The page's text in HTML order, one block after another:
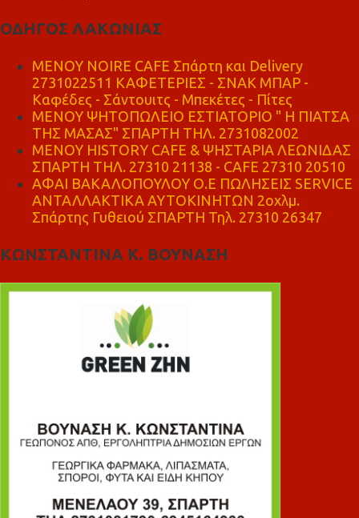
ΟΔΗΓΟΣ ΛΑΚΩΝΙΑΣ
MENOY NOIRE CAFE Σπάρτη και Delivery
2731022511 ΚΑΦΕΤΕΡΙΕΣ - ΣΝΑΚ ΜΠΑΡ -
Καφέδες - Σάντουιτς - Μπεκέτες - Πίτες
ΜΕΝΟΥ ΨΗΤΟΠΩΛΕΙΟ ΕΣΤΙΑΤΟΡΙΟ " Η ΠΙΑΤΣΑ
ΤΗΣ ΜΑΣΑΣ" ΣΠΑΡΤΗ ΤΗΛ. 2731082002
ΜΕΝΟΥ HISTORY CAFE & ΨΗΣΤΑΡΙΑ ΛΕΩΝΙΔΑΣ
ΣΠΑΡΤΗ ΤΗΛ. 27310 21138 - CAFE 27310 20510
ΑΦΑΙ ΒΑΚΑΛΟΠΟΥΛΟΥ Ο.Ε ΠΩΛΗΣΕΙΣ SERVICE
ΑΝΤΑΛΛΑΚΤΙΚΑ ΑΥΤΟΚΙΝΗΤΩΝ 2οχλμ.
Σπάρτης Γυθειού ΣΠΑΡΤΗ Τηλ. 27310 26347
ΚΩΝΣΤΑΝΤΙΝΑ Κ. ΒΟΥΝΑΣΗ